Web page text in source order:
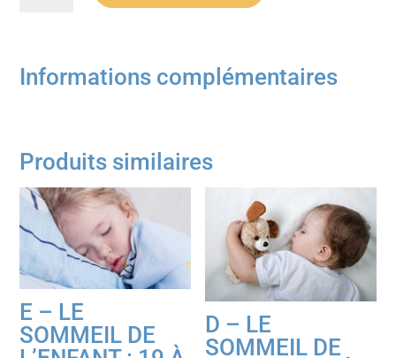
SOMMEIL
0
À
MOIS
Informations complémentaires
Produits similaires
E – LE
SOMMEIL DE
D – LE
SOMMEIL DE